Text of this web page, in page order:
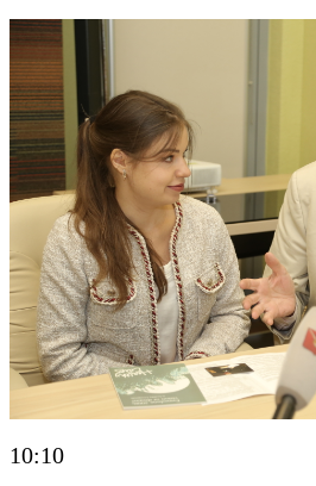
10:10